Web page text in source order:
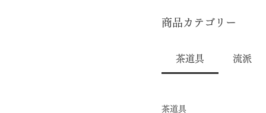
商品カテゴリー
茶道具 流派
茶道具